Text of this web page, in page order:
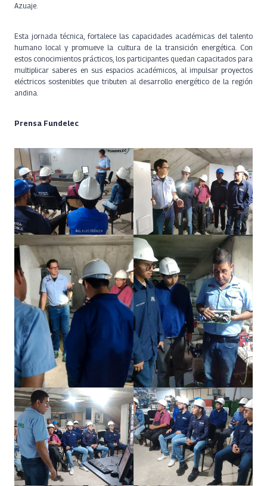
Azuaje.
Esta jornada técnica, fortalece las capacidades académicas del talento
humano local y promueve la cultura de la transición energética. Con
estos conocimientos prácticos, los participantes quedan capacitados para
multiplicar saberes en sus espacios académicos, al impulsar proyectos
eléctricos sostenibles que tributen al desarrollo energético de la región
andina.
Prensa Fundelec